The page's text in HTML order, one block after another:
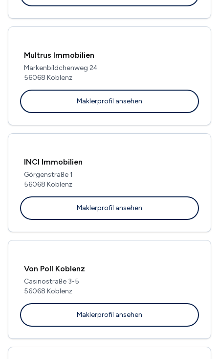
Multrus Immobilien
Markenbildchenweg 24
56068 Koblenz
Maklerprofil ansehen
INCI Immobilien
Görgenstraße 1
56068 Koblenz
Maklerprofil ansehen
Von Poll Koblenz
Casinostraße 3-5
56068 Koblenz
Maklerprofil ansehen